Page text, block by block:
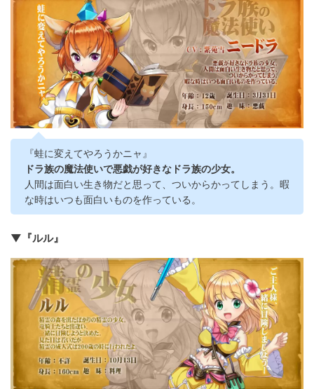
『蛙に変えてやろうかニャ』
ドラ族の魔法使いで悪戯が好きなドラ族の少女。
人間は面白い生き物だと思って、ついからかってしまう。暇
な時はいつも面白いものを作っている。
▼『ルル』